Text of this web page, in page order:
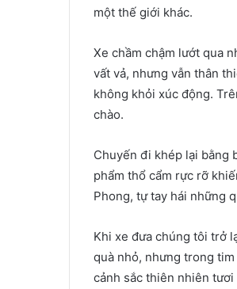
một thế giới khác.
Xe chầm chậm lướt qua
vất vả, nhưng vẫn thân
không khỏi xúc động.
chào.
Chuyến đi khép lại bằng
phẩm thổ cẩm rực rỡ
Phong, tự tay hái những
Khi xe đưa chúng tôi trở
quà nhỏ, nhưng trong
cảnh sắc thiên nhiên